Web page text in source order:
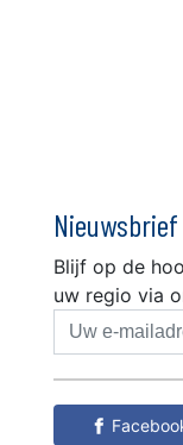
Nieuwsbrief
Blijf op de
uw regio via